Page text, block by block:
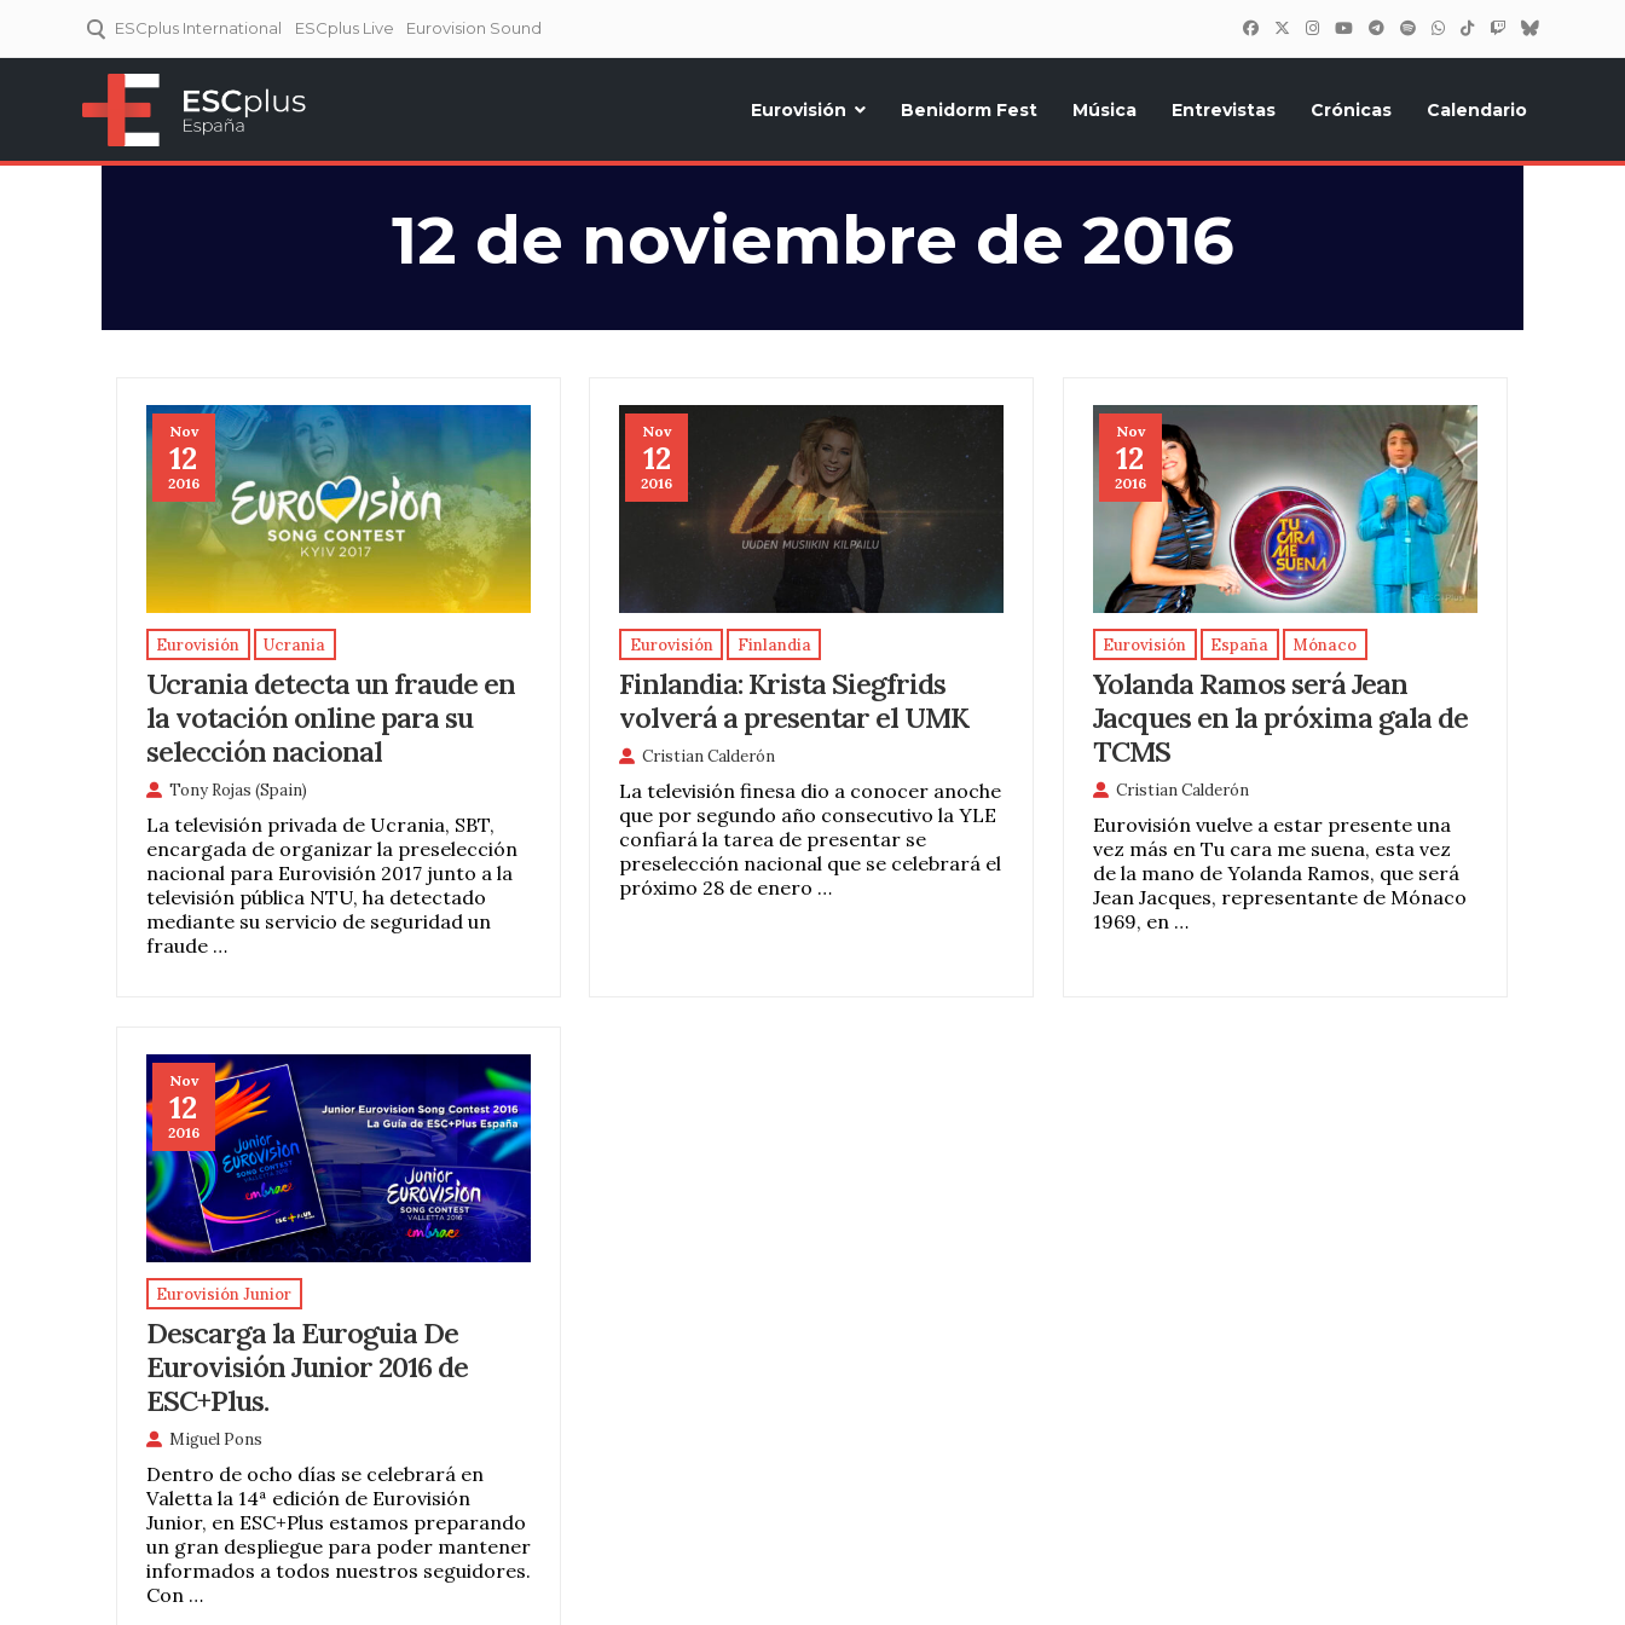
ESCplus International ESCplus Live Eurovision Sound
Eurovisión Benidorm Fest Música Entrevistas Crónicas Calendario
12 de noviembre de 2016
Nov
12
2016
Eurovisión Ucrania
Ucrania detecta un fraude en
la votación online para su
selección nacional
Tony Rojas (Spain)
La televisión privada de Ucrania, SBT,
encargada de organizar la preselección
nacional para Eurovisión 2017 junto a la
televisión pública NTU, ha detectado
mediante su servicio de seguridad un
fraude …
Nov
12
2016
Eurovisión Finlandia
Finlandia: Krista Siegfrids
volverá a presentar el UMK
Cristian Calderón
La televisión finesa dio a conocer anoche
que por segundo año consecutivo la YLE
confiará la tarea de presentar se
preselección nacional que se celebrará el
próximo 28 de enero …
Nov
12
2016
Eurovisión España Mónaco
Yolanda Ramos será Jean
Jacques en la próxima gala de
TCMS
Cristian Calderón
Eurovisión vuelve a estar presente una
vez más en Tu cara me suena, esta vez
de la mano de Yolanda Ramos, que será
Jean Jacques, representante de Mónaco
1969, en …
Nov
12
2016
Eurovisión Junior
Descarga la Euroguia De
Eurovisión Junior 2016 de
ESC+Plus.
Miguel Pons
Dentro de ocho días se celebrará en
Valetta la 14ª edición de Eurovisión
Junior, en ESC+Plus estamos preparando
un gran despliegue para poder mantener
informados a todos nuestros seguidores.
Con …